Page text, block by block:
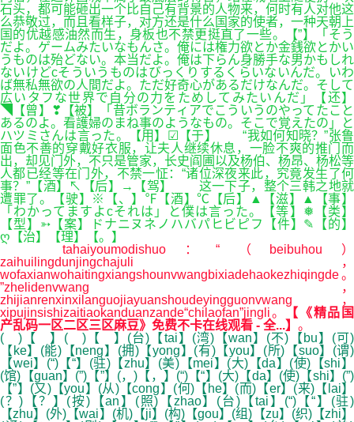
石头，都可能砸出一个比自己有背景的人物来，何时有人对他这
么恭敬过，而且看样子，对方还是什么国家的使者，一种天朝上
国的优越感油然而生，身板也不禁更挺直了一些。【”】「そう
だよ。ゲームみたいなもんさ。俺には権力欲とか金銭欲とかい
うものは殆どない。本当だよ。俺は下らん身勝手な男かもしれ
ないけどcそういうものはびっくりするくらいないんだ。いわ
ば無私無欲の人間だよ。ただ好奇心があるだけなんだ。そして
広いタフな世界で自分の力をためしてみたいんだ」【还】
◥【曾】❣【被】「昔ボランティアでこういうのやってたこと
あるのよ。看護婦のまね事のようなもの。そこで覚えたの」と
ハツミさんは言った。【用】☑【于】 “我如何知晓？”张鲁
面色不善的穿戴好衣服，让夫人继续休息，一脸不爽的推门而
出，却见门外，不只是管家，长史阎圃以及杨伯、杨昂、杨松等
人都已经等在门外，不禁一怔：“诸位深夜来此，究竟发生了何
事？”【酒】↖【后】→【驾】 这一下子，整个三韩之地就
遭罪了。【驶】※【、】℉【酒】℃【后】▲【滋】▲【事】
「わかってますよcそれは」と僕は言った。【等】❅【类】
【型】➳【案】ドナニヌネノハバパヒビピフ【件】✎【的】
ღ【治】【理】【。】
tahaiyoumodishuo：“（beibuhou）
zaihuilingdunjingchajuli，
wofaxianwohaitingxiangshounvwangbixiadehaokezhiqingde。
”zhelidenvwang，
zhijianrenxinxilanguojiayuanshoudeyingguonvwang，
xipujinsishizaitiaokanduanzande“chilaofan”jingli。
【《精品国
产乱码一区二区三区麻豆》免费不卡在线观看 - 全...】 。
( )【 】( )【 】(台)【tai】(湾)【wan】(不)【bu】(可)
【ke】(能)【neng】(拥)【yong】(有)【you】(所)【suo】(谓)
【wei】(“)【“】(驻)【zhu】(美)【mei】(大)【da】(使)【shi】
(馆)【guan】(”)【”】(，)【，】(“)【“】(大)【da】(使)【shi】(”)
【”】(又)【you】(从)【cong】(何)【he】(而)【er】(来)【lai】
(？)【？】(按)【an】(照)【zhao】(台)【tai】(“)【“】(驻)
【zhu】(外)【wai】(机)【ji】(构)【gou】(组)【zu】(织)【zhi】